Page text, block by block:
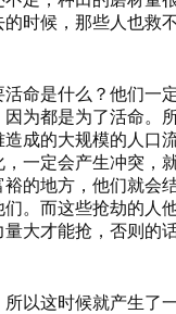
时候，那些人也救
命是什么？他们一
为都是为了活命。
成的大规模的人口
一定会产生冲突，
的地方，他们就会
。而这些抢劫的人
大才能抢，否则的
以这时候就产生了